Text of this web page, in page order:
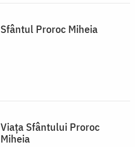
Sfântul Proroc Miheia
Viața Sfântului Proroc
Miheia